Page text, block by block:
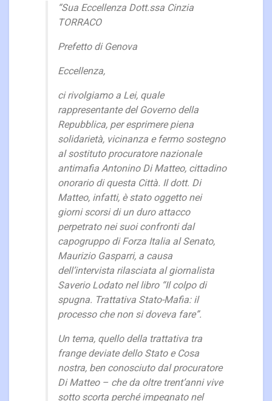
“Sua Eccellenza Dott.ssa Cinzia
TORRACO
Prefetto di Genova
Eccellenza,
ci rivolgiamo a Lei, quale
rappresentante del Governo della
Repubblica, per esprimere piena
solidarietà, vicinanza e fermo sostegno
al sostituto procuratore nazionale
antimafia Antonino Di Matteo, cittadino
onorario di questa Città. Il dott. Di
Matteo, infatti, è stato oggetto nei
giorni scorsi di un duro attacco
perpetrato nei suoi confronti dal
capogruppo di Forza Italia al Senato,
Maurizio Gasparri, a causa
dell’intervista rilasciata al giornalista
Saverio Lodato nel libro “Il colpo di
spugna. Trattativa Stato-Mafia: il
processo che non si doveva fare”.
Un tema, quello della trattativa tra
frange deviate dello Stato e Cosa
nostra, ben conosciuto dal procuratore
Di Matteo – che da oltre trent’anni vive
sotto scorta perché impegnato nel